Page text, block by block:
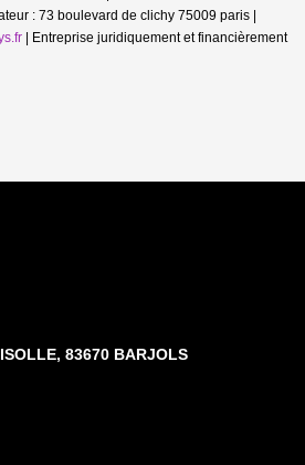
: 73 boulevard de clichy 75009 paris |
| Entreprise juridiquement et financièrement
83670 BARJOLS